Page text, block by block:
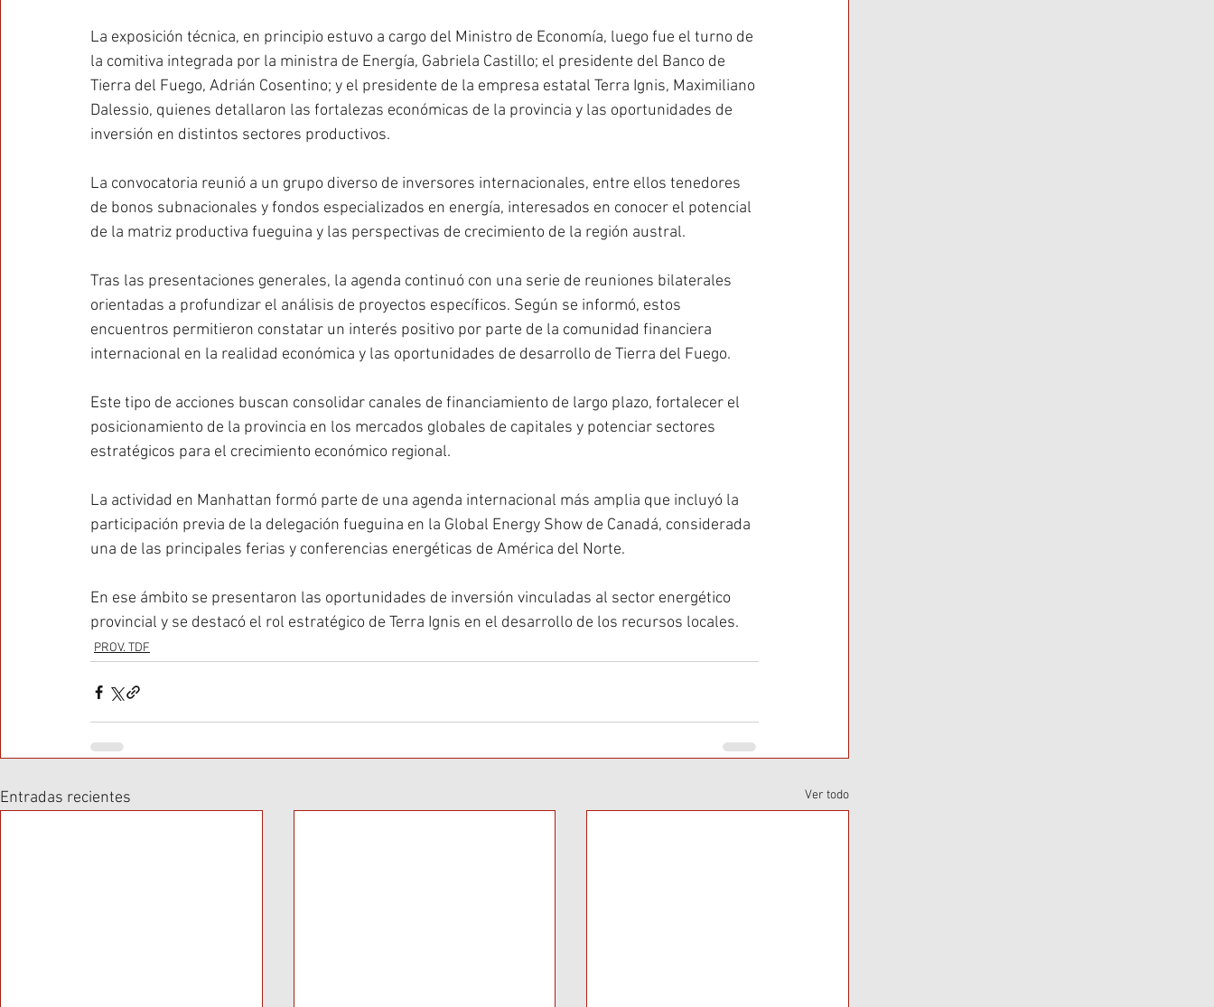
La exposición técnica, en principio estuvo a cargo del Ministro de Economía, luego fue el turno de
la comitiva integrada por la ministra de Energía, Gabriela Castillo; el presidente del Banco de
Tierra del Fuego, Adrián Cosentino; y el presidente de la empresa estatal Terra Ignis, Maximiliano
Dalessio, quienes detallaron las fortalezas económicas de la provincia y las oportunidades de
inversión en distintos sectores productivos.
La convocatoria reunió a un grupo diverso de inversores internacionales, entre ellos tenedores
de bonos subnacionales y fondos especializados en energía, interesados en conocer el potencial
de la matriz productiva fueguina y las perspectivas de crecimiento de la región austral.
Tras las presentaciones generales, la agenda continuó con una serie de reuniones bilaterales
orientadas a profundizar el análisis de proyectos específicos. Según se informó, estos
encuentros permitieron constatar un interés positivo por parte de la comunidad financiera
internacional en la realidad económica y las oportunidades de desarrollo de Tierra del Fuego.
Este tipo de acciones buscan consolidar canales de financiamiento de largo plazo, fortalecer el
posicionamiento de la provincia en los mercados globales de capitales y potenciar sectores
estratégicos para el crecimiento económico regional.
La actividad en Manhattan formó parte de una agenda internacional más amplia que incluyó la
participación previa de la delegación fueguina en la Global Energy Show de Canadá, considerada
una de las principales ferias y conferencias energéticas de América del Norte.
En ese ámbito se presentaron las oportunidades de inversión vinculadas al sector energético
provincial y se destacó el rol estratégico de Terra Ignis en el desarrollo de los recursos locales.
PROV. TDF
Entradas recientes Ver todo